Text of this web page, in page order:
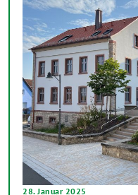
28. Januar 2025